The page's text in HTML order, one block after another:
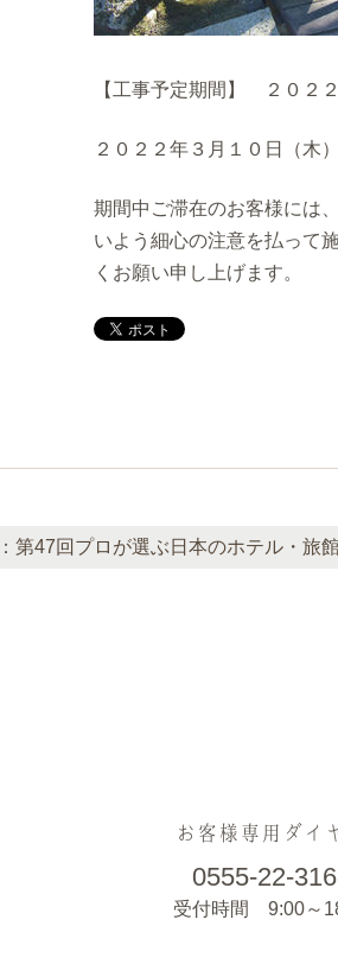
【工事予定期間】 ２０２
２０２２年３月１０日（木
期間中ご滞在のお客様には
いよう細心の注意を払って
くお願い申し上げます。
第47回プロが選ぶ日本のホテル・旅
お客様専用ダイ
0555-22-
受付時間 9:00～